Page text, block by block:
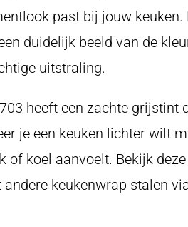
past bij jouw keuken.
duidelijk beeld van de
uitstraling.
heeft een zachte grijstint
je een keuken lichter wilt
of koel aanvoelt. Bekijk
keukenwrap stalen